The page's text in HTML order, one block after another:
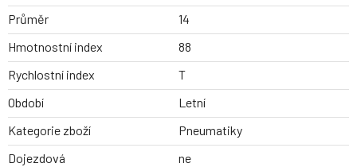
Průměr
14
Hmotnostní index
88
Rychlostní index
T
Období
Letní
Kategorie zboží
Pneumatiky
Dojezdová
ne